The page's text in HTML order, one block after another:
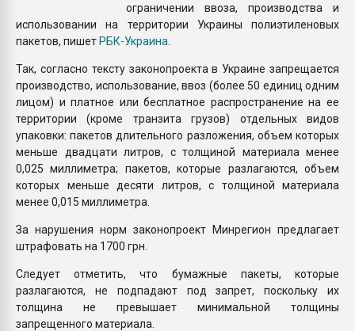
ограничении ввоза, производства и
использовании на территории Украины полиэтиленовых
пакетов, пишетРБК-Украина
Так, согласно тексту законопроекта в Украине запрещается
производство, использование, ввоз (более 50 единиц одним
лицом) и платное или бесплатное распространение на ее
территории (кроме транзита грузов) отдельных видов
упаковки: пакетов длительного разложения, объем которых
меньше двадцати литров, с толщиной материала менее
0,025 миллиметра; пакетов, которые разлагаются, объем
которых меньше десяти литров, с толщиной материала
менее 0,015 миллиметра.
За нарушения норм законопроект Минрегион предлагает
штрафовать на 1700 грн.
Следует отметить, что бумажные пакеты, которые
разлагаются, не подпадают под запрет, поскольку их
толщина не превышает минимальной толщины
запрещенного материала.